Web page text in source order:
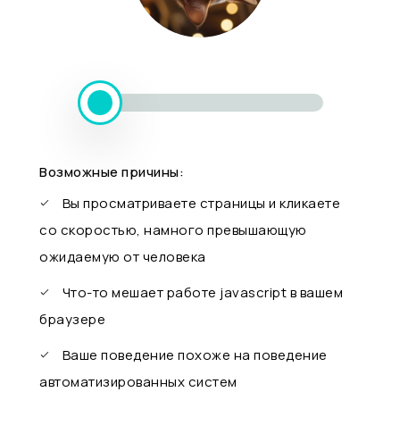
Возможные причины:
Вы просматриваете страницы и кликаете
со скоростью, намного превышающую
ожидаемую от человека
Что-то мешает работе javascript в вашем
браузере
Ваше поведение похоже на поведение
автоматизированных систем